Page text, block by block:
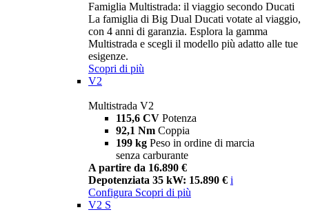
Famiglia Multistrada: il viaggio secondo Ducati
La famiglia di Big Dual Ducati votate al viaggio,
con 4 anni di garanzia. Esplora la gamma
Multistrada e scegli il modello più adatto alle tue
esigenze.
Scopri di più
V2
Multistrada V2
115,6 CV Potenza
92,1 Nm Coppia
199 kg Peso in ordine di marcia
senza carburante
A partire da 16.890 €
Depotenziata 35 kW: 15.890 € i
Configura Scopri di più
V2 S